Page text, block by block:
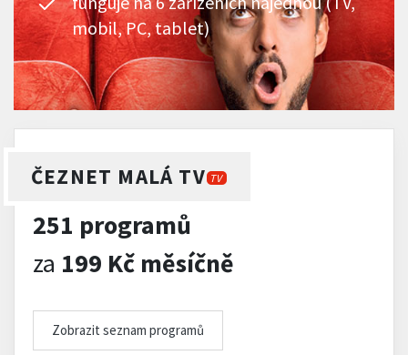
mobil, PC, tablet)
ČEZNET MALÁ TV TV
251 programů
za 199 Kč měsíčně
Zobrazit seznam programů